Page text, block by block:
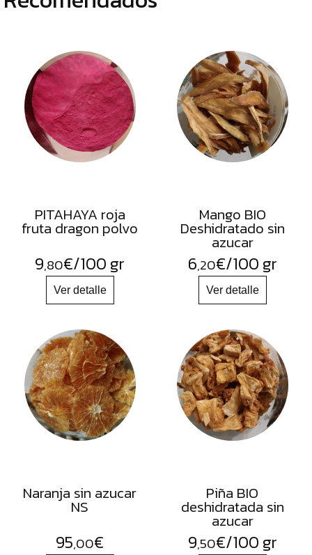
PITAHAYA roja
fruta dragon polvo
9,80€/100 gr
Mango BIO
Deshidratado sin
azucar
6,20€/100 gr
Naranja sin azucar
NS
95,00€
Piña BIO
deshidratada sin
azucar
9,50€/100 gr